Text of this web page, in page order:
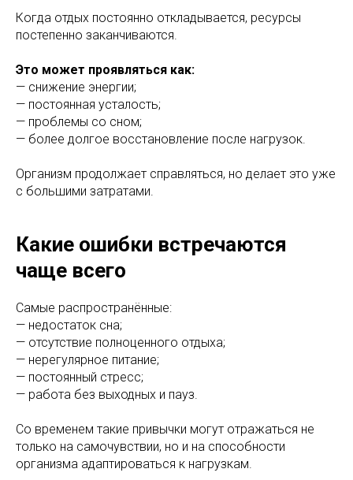
Когда отдых постоянно откладывается, ресурсы
постепенно заканчиваются.
Это может проявляться как:
— снижение энергии;
— постоянная усталость;
— проблемы со сном;
— более долгое восстановление после нагрузок.
Организм продолжает справляться, но делает это уже
с большими затратами.
Какие ошибки встречаются
чаще всего
Самые распространённые:
— недостаток сна;
— отсутствие полноценного отдыха;
— нерегулярное питание;
— постоянный стресс;
— работа без выходных и пауз.
Со временем такие привычки могут отражаться не
только на самочувствии, но и на способности
организма адаптироваться к нагрузкам.